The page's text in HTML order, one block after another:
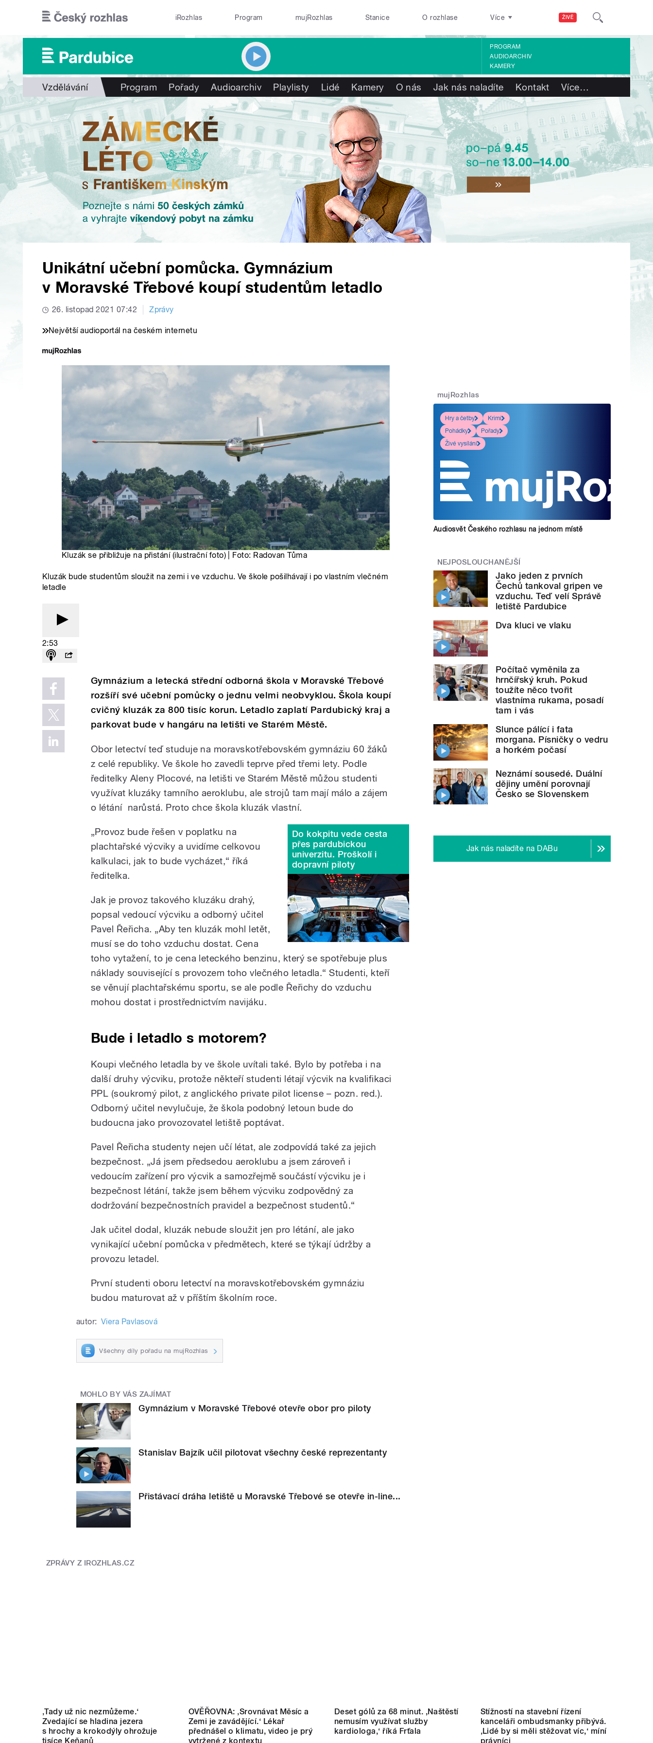
ŽIVĚ
iRozhlas Program mujRozhlas Stanice O rozhlase Více
PROGRAM
AUDIOARCHIV
KAMERY
Vzdělávání Program Pořady Audioarchiv Playlisty Lidé Kamery O nás Jak nás naladíte Kontakt Více…
Unikátní učební pomůcka. Gymnázium
v Moravské Třebové koupí studentům letadlo
26. listopad 2021 07:42 Zprávy
Největší audioportál na českém internetu
Kluzák se přibližuje na přistání (ilustrační foto) | Foto: Radovan Tůma
Kluzák bude studentům sloužit na zemi i ve vzduchu. Ve škole pošilhávají i po vlastním vlečném
letadle
2:53
Gymnázium a letecká střední odborná škola v Moravské Třebové
rozšíří své učební pomůcky o jednu velmi neobvyklou. Škola koupí
cvičný kluzák za 800 tisíc korun. Letadlo zaplatí Pardubický kraj a
parkovat bude v hangáru na letišti ve Starém Městě.
Obor letectví teď studuje na moravskotřebovském gymnáziu 60 žáků
z celé republiky. Ve škole ho zavedli teprve před třemi lety. Podle
ředitelky Aleny Plocové, na letišti ve Starém Městě můžou studenti
využívat kluzáky tamního aeroklubu, ale strojů tam mají málo a zájem
o létání narůstá. Proto chce škola kluzák vlastní.
Do kokpitu vede cesta
přes pardubickou
univerzitu. Proškolí i
dopravní piloty
„Provoz bude řešen v poplatku na
plachtařské výcviky a uvidíme celkovou
kalkulaci, jak to bude vycházet,“ říká
ředitelka.
Jak je provoz takového kluzáku drahý,
popsal vedoucí výcviku a odborný učitel
Pavel Řeřicha. „Aby ten kluzák mohl letět,
musí se do toho vzduchu dostat. Cena
toho vytažení, to je cena leteckého benzinu, který se spotřebuje plus
náklady související s provozem toho vlečného letadla.“ Studenti, kteří
se věnují plachtařskému sportu, se ale podle Řeřichy do vzduchu
mohou dostat i prostřednictvím navijáku.
Bude i letadlo s motorem?
Koupi vlečného letadla by ve škole uvítali také. Bylo by potřeba i na
další druhy výcviku, protože někteří studenti létají výcvik na kvalifikaci
PPL (soukromý pilot, z anglického private pilot license – pozn. red.).
Odborný učitel nevylučuje, že škola podobný letoun bude do
budoucna jako provozovatel letiště poptávat.
Pavel Řeřicha studenty nejen učí létat, ale zodpovídá také za jejich
bezpečnost. „Já jsem předsedou aeroklubu a jsem zároveň i
vedoucím zařízení pro výcvik a samozřejmě součástí výcviku je i
bezpečnost létání, takže jsem během výcviku zodpovědný za
dodržování bezpečnostních pravidel a bezpečnost studentů.“
Jak učitel dodal, kluzák nebude sloužit jen pro létání, ale jako
vynikající učební pomůcka v předmětech, které se týkají údržby a
provozu letadel.
První studenti oboru letectví na moravskotřebovském gymnáziu
budou maturovat až v příštím školním roce.
autor: Viera Pavlasová
Všechny díly pořadu na mujRozhlas
MOHLO BY VÁS ZAJÍMAT
Gymnázium v Moravské Třebové otevře obor pro piloty
Stanislav Bajzík učil pilotovat všechny české reprezentanty
Přistávací dráha letiště u Moravské Třebové se otevře in-line...
mujRozhlas
Hry a četby
Krimi
Pohádky
Pořady
Živé vysílání
Audiosvět Českého rozhlasu na jednom místě
NEJPOSLOUCHANĚJŠÍ
Jako jeden z prvních
Čechů tankoval gripen ve
vzduchu. Teď velí Správě
letiště Pardubice
Dva kluci ve vlaku
Počítač vyměnila za
hrnčířský kruh. Pokud
toužíte něco tvořit
vlastníma rukama, posadí
tam i vás
Slunce pálící i fata
morgana. Písničky o vedru
a horkém počasí
Neznámí sousedé. Duální
dějiny umění porovnají
Česko se Slovenskem
Jak nás naladíte na DABu
ZPRÁVY Z IROZHLAS.CZ
‚Tady už nic nezmůžeme.‘
Zvedající se hladina jezera
s hrochy a krokodýly ohrožuje
tisíce Keňanů
OVĚŘOVNA: ‚Srovnávat Měsíc a
Zemi je zavádějící.‘ Lékař
přednášel o klimatu, video je prý
vytržené z kontextu
Deset gólů za 68 minut. ,Naštěstí
nemusím využívat služby
kardiologa,‘ říká Frťala
Stížností na stavební řízení
kanceláři ombudsmanky přibývá.
‚Lidé by si měli stěžovat víc,‘ míní
právníci